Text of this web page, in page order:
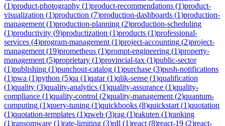
(1)product-photography (1)product-recommendations (1)product-
visualization (1)production (7)production-dashboards (1)production-
management (1)production-planning (2)production-scheduling
(1)productivity (9)productization (1)products (1)professional-
services (4)program-management (1)project-accounting (2)project-
management (19)prometheus (1)prompt-engineering (1)property-
management (5)proprietary (1)provincial-tax (1)public-sector
(1)publishing (1)punchout-catalog (1)purchase (3)push-notifications
(1)pwa (1)python (5)qa (1)qatar(1)qlik-sense (1)qualification
(1)quality (3)quality-analytics (1)quality-assurance (1)quality-
compliance (1)quality-control (2)quality-management (2)quantum-
computing (1)query-tuning (1)quickbooks (8)quickstart (1)quotation
(1)quotation-templates (1)qweb (3)rag (1)rakuten (1)ranking
(1)ransomware (1)rate-limiting (3)rdl (1)react (8)react-19 (2)react-